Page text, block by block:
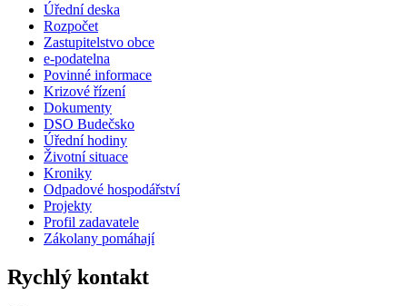
Úřední deska
Rozpočet
Zastupitelstvo obce
e-podatelna
Povinné informace
Krizové řízení
Dokumenty
DSO Budečsko
Úřední hodiny
Životní situace
Kroniky
Odpadové hospodářství
Projekty
Profil zadavatele
Zákolany pomáhají
Rychlý kontakt